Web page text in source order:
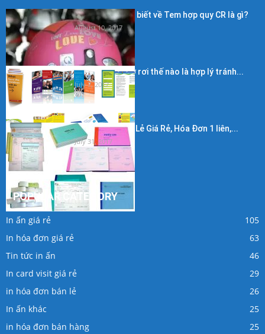
Những điều cần biết về Tem hợp quy CR là gì?
August 10, 2017
Kích thước in tờ rơi thế nào là hợp lý tránh...
July 7, 2017
In Hóa Đơn Bán Lẻ Giá Rẻ, Hóa Đơn 1 liên,...
July 31, 2017
POPULAR CATEGORY
In ấn giá rẻ
105
In hóa đơn giá rẻ
63
Tin tức in ấn
46
In card visit giá rẻ
29
in hóa đơn bán lẻ
26
In ấn khác
25
in hóa đơn bán hàng
25